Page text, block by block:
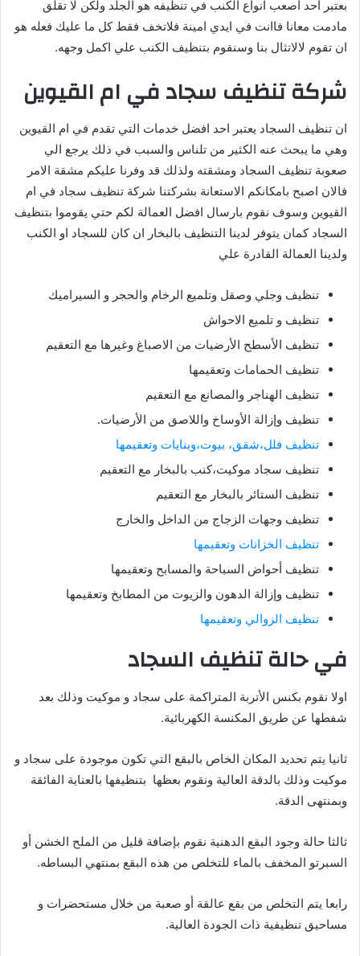
بعتبر احد اصعب انواع الكنب في تنظيفه هو الجلد ولكن لا تقلق
مادمت معانا فاانت في ايدي امينة فلاتخف فقط كل ما عليك فعله هو
ان تقوم لالاتثال بنا وسنقوم بتنظيف الكنب علي اكمل وجهه.
شركة تنظيف سجاد في ام القيوين
ان تنظيف السجاد يعتبر احد افضل خدمات التي تقدم في ام القيوين
وهي ما يبحث عنه الكثير من تلناس والسبب في ذلك يرجع الي
صعوبة تنظيف السجاد ومشقته ولذلك قد وفرنا عليكم مشقة الامر
فالان اصبح بامكانكم الاستعانة بشركتنا شركة تنظيف سجاد في ام
القيوين وسوف نقوم بارسال افضل العمالة لكم حتي يقوموا بتنظيف
السجاد كمان يتوفر لدينا التنظيف بالبخار ان كان للسجاد او الكنب
ولدينا العمالة القادرة علي
تنظيف وجلي وصقل وتلميع الرخام والحجر و السيراميك
تنظيف و تلميع الاحواش
تنظيف الأسطح الأرضيات من الاصباغ وغيرها مع التعقيم
تنظيف الحمامات وتعقيمها
تنظيف الهناجر والمصانع مع التعقيم
تنظيف وإزالة الأوساخ واللاصق من الأرضيات.
تنظيف فلل،شقق، بيوت،وبنايات وتعقيمها
تنظيف سجاد موكيت،كنب بالبخار مع التعقيم
تنظيف الستائر بالبخار مع التعقيم
تنظيف وجهات الزجاج من الداخل والخارج
تنظيف الخزانات وتعقيمها
تنظيف أحواض السباحة والمسابح وتعقيمها
تنظيف وإزالة الدهون والزيوت من المطابخ وتعقيمها
تنظيف الزوالي وتعقيمها
في حالة تنظيف السجاد
اولا نقوم بكنس الأتربة المتراكمة على سجاد و موكيت وذلك بعد
شفطها عن طريق المكنسة الكهربائية.
ثانيا يتم تحديد المكان الخاص بالبقع التي تكون موجودة على سجاد و
موكيت وذلك بالدقة العالية ونقوم بعظها بتنظيفها بالعناية الفائقة
وبمنتهى الدقة.
ثالثا حالة وجود البقع الدهنية نقوم بإضافة قليل من الملح الخشن أو
السبرتو المخفف بالماء للتخلص من هذه البقع بمنتهي البساطه.
رابعا يتم التخلص من بقع عالقة أو صعبة من خلال مستحضرات و
مساحيق تنظيفية ذات الجودة العالية.